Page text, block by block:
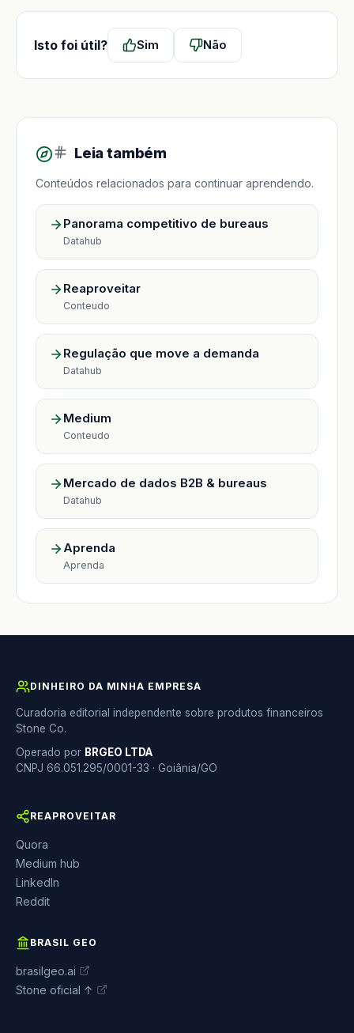
Isto foi útil? Sim Não
Leia também
Conteúdos relacionados para continuar aprendendo.
Panorama competitivo de bureaus
Datahub
Reaproveitar
Conteudo
Regulação que move a demanda
Datahub
Medium
Conteudo
Mercado de dados B2B & bureaus
Datahub
Aprenda
Aprenda
DINHEIRO DA MINHA EMPRESA
Curadoria editorial independente sobre produtos financeiros
Stone Co.
Operado por BRGEO LTDA
CNPJ 66.051.295/0001-33 · Goiânia/GO
REAPROVEITAR
Quora
Medium hub
LinkedIn
Reddit
BRASIL GEO
brasilgeo.ai
Stone oficial ↑